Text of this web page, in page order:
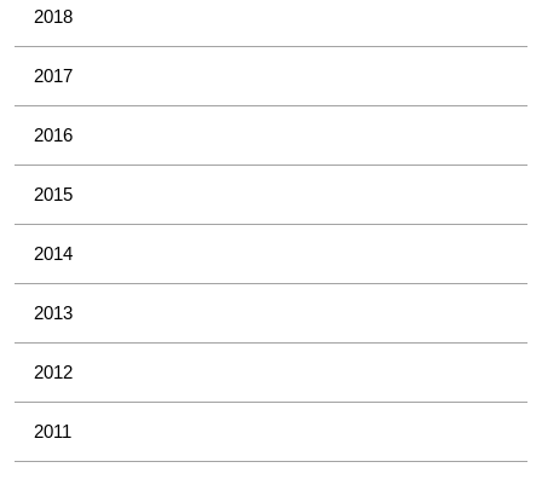
2018
2017
2016
2015
2014
2013
2012
2011